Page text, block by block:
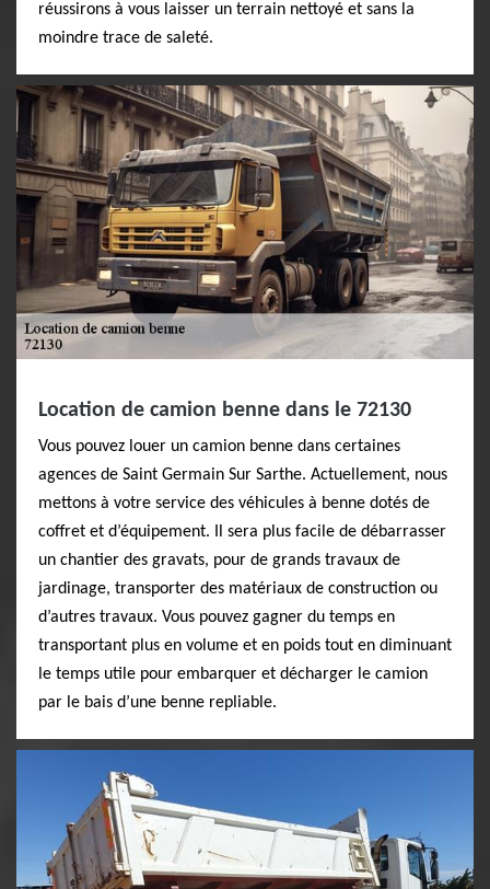
réussirons à vous laisser un terrain nettoyé et sans la
moindre trace de saleté.
Location de camion benne dans le 72130
Vous pouvez louer un camion benne dans certaines
agences de Saint Germain Sur Sarthe. Actuellement, nous
mettons à votre service des véhicules à benne dotés de
coffret et d’équipement. Il sera plus facile de débarrasser
un chantier des gravats, pour de grands travaux de
jardinage, transporter des matériaux de construction ou
d’autres travaux. Vous pouvez gagner du temps en
transportant plus en volume et en poids tout en diminuant
le temps utile pour embarquer et décharger le camion
par le bais d’une benne repliable.